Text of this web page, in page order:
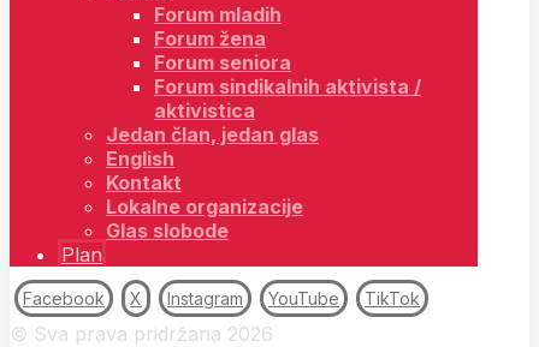
Forum mladih
Forum žena
Forum seniora
Forum sindikalnih aktivista /
aktivistica
Jedan član, jedan glas
English
Kontakt
Lokalne organizacije
Glas slobode
Plan
Facebook X Instagram YouTube TikTok
© Sva prava pridržana 2026